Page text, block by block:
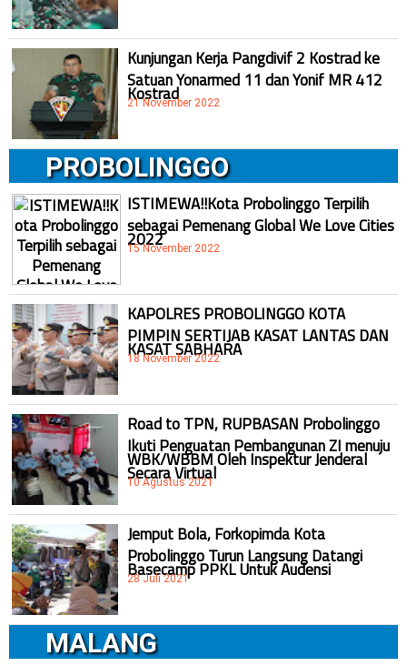
Kunjungan Kerja Pangdivif 2 Kostrad ke
Satuan Yonarmed 11 dan Yonif MR 412
Kostrad
21 November 2022
PROBOLINGGO
ISTIMEWA!!Kota Probolinggo Terpilih
sebagai Pemenang Global We Love Cities
2022
15 November 2022
KAPOLRES PROBOLINGGO KOTA
PIMPIN SERTIJAB KASAT LANTAS DAN
KASAT SABHARA
18 November 2022
Road to TPN, RUPBASAN Probolinggo
Ikuti Penguatan Pembangunan ZI menuju
WBK/WBBM Oleh Inspektur Jenderal
Secara Virtual
10 Agustus 2021
Jemput Bola, Forkopimda Kota
Probolinggo Turun Langsung Datangi
Basecamp PPKL Untuk Audensi
28 Juli 2021
MALANG